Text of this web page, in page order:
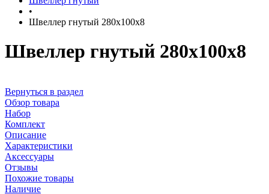
•
Швеллер гнутый 280х100х8
Швеллер гнутый 280х100х8
Вернуться в раздел
Обзор товара
Набор
Комплект
Описание
Характеристики
Аксессуары
Отзывы
Похожие товары
Наличие